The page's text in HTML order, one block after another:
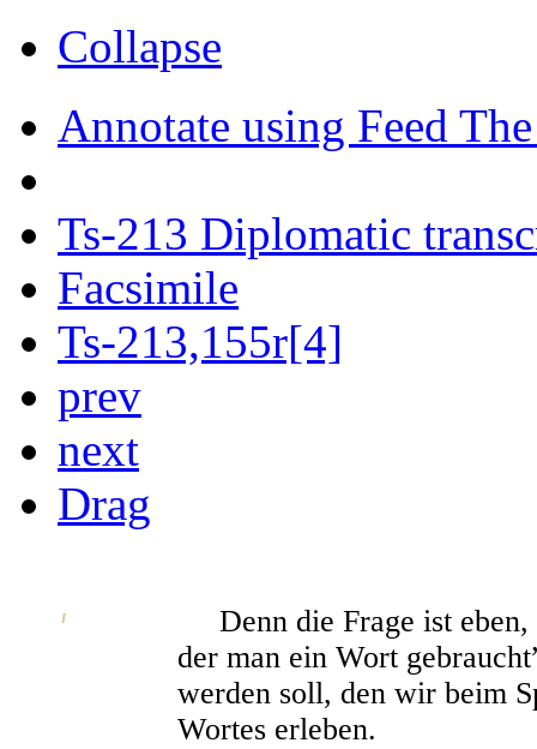
Collapse
Annotate using Feed
Ts-213 Diplomatic
Facsimile
Ts-213,155r[4]
prev
next
Drag
∫
Denn die Frage ist eben,
der man ein Wort
werden soll, den wir beim
Wortes erleben.